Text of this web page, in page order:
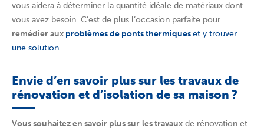
vous aidera à déterminer la quantité idéale de matériaux dont
vous avez besoin. C’est de plus l’occasion parfaite pour
remédier aux problèmes de ponts thermiqueset y trouver
une solution.
Envie d’en savoir plus sur les travaux de
rénovation et d’isolation de sa maison ?
Vous souhaitez en savoir plus sur les travaux de rénovation et